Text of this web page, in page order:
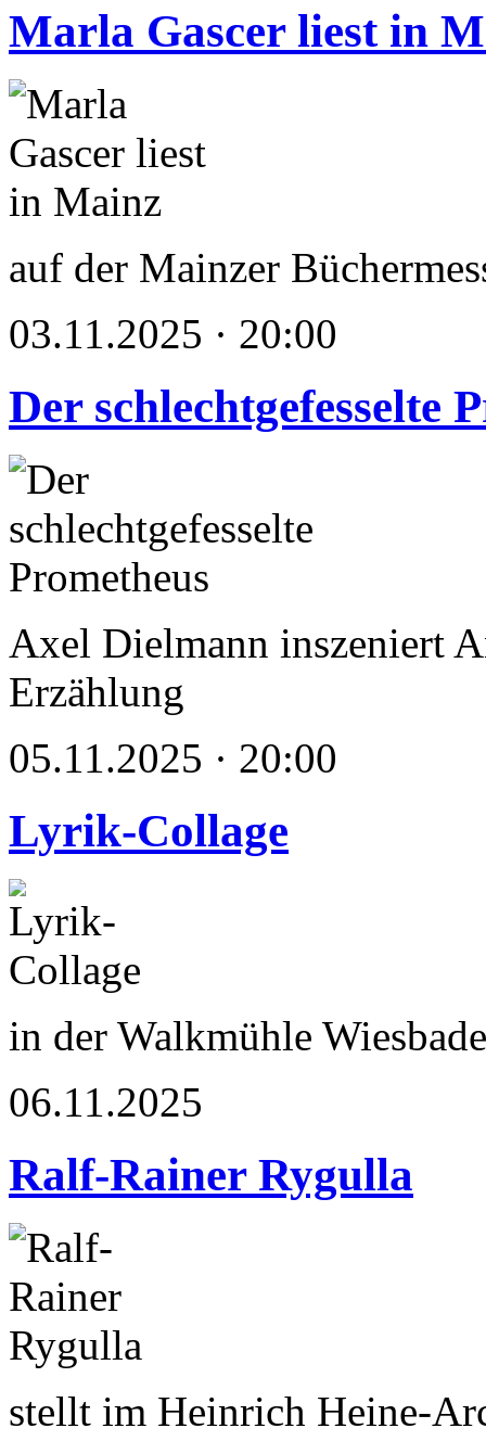
Marla Gascer liest in
auf der Mainzer
03.11.2025 · 20:00
Der schlechtgefesselte
Axel Dielmann inszeniert
Erzählung
05.11.2025 · 20:00
Lyrik-Collage
in der Walkmühle
06.11.2025
Ralf-Rainer Rygulla
stellt im Heinrich Heine-